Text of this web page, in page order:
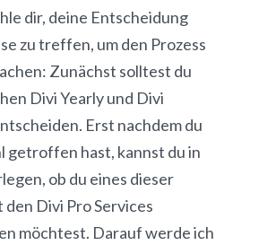
dir, deine Entscheidung
zu treffen, um den Prozess
Zunächst solltest du
Divi Yearly und Divi
Erst nachdem du
getroffen hast, kannst du in
ob du eines dieser
den Divi Pro Services
möchtest. Darauf werde ich